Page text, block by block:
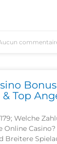
& Top
Welche
Online
Breitere